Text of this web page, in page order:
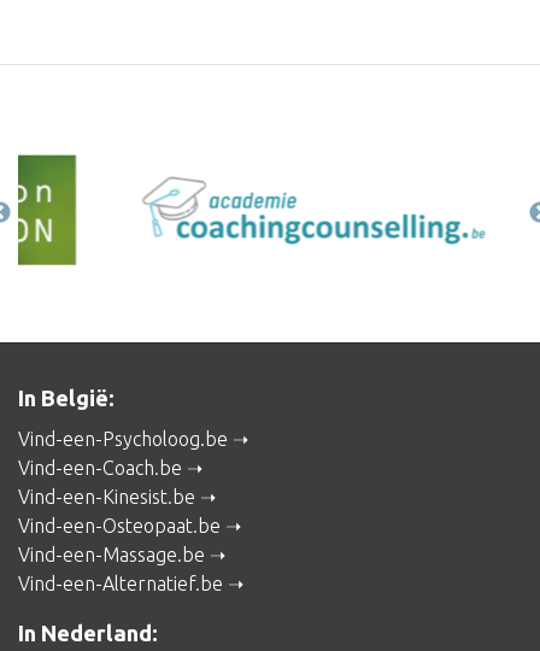
In België:
Vind-een-Psycholoog.be
Vind-een-Coach.be
Vind-een-Kinesist.be
Vind-een-Osteopaat.be
Vind-een-Massage.be
Vind-een-Alternatief.be
In Nederland: